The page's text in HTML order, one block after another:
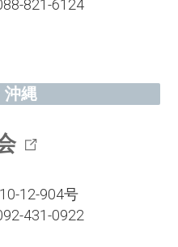
821-6124
沖縄
12-904号
431-0922